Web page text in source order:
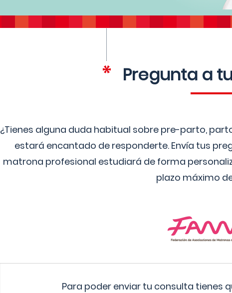
Pregunta a
¿Tienes alguna duda habitual sobre pre-parto,
estará encantado de responderte. Envía tus
matrona profesional estudiará de forma
plazo máximo
Para poder enviar tu consulta tienes